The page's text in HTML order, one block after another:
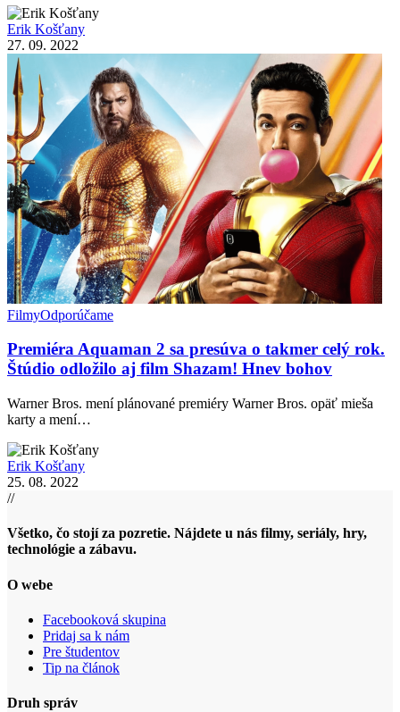
Erik Košťany
27. 09. 2022
FilmyOdporúčame
Premiéra Aquaman 2 sa presúva o takmer celý rok.
Štúdio odložilo aj film Shazam! Hnev bohov
Warner Bros. mení plánované premiéry Warner Bros. opäť mieša
karty a mení…
Erik Košťany
25. 08. 2022
//
Všetko, čo stojí za pozretie. Nájdete u nás filmy, seriály, hry,
technológie a zábavu.
O webe
Facebooková skupina
Pridaj sa k nám
Pre študentov
Tip na článok
Druh správ